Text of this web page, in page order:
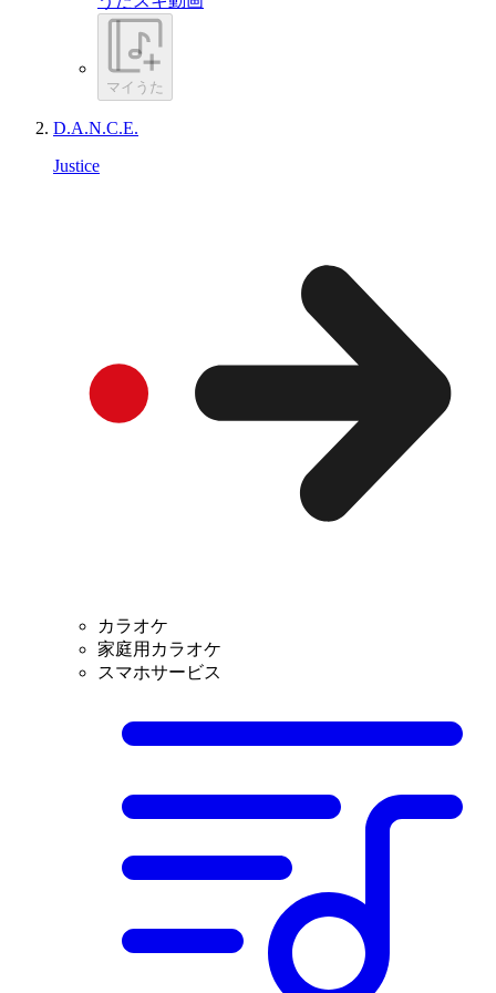
マイうた
D.A.N.C.E.
Justice
カラオケ
家庭用カラオケ
スマホサービス